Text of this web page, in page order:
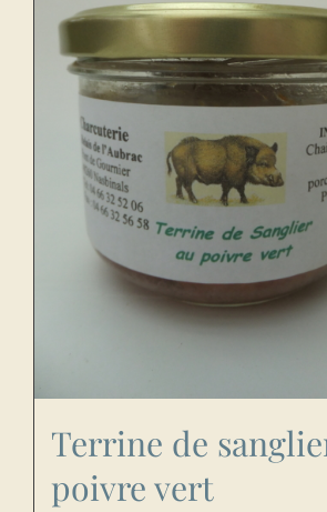
Terrine de
poivre vert